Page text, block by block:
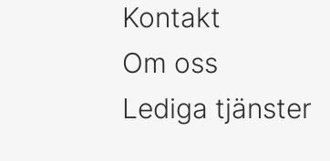
Kontakt
Om oss
Lediga tjänster